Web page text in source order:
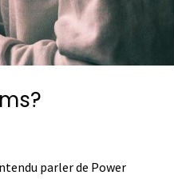
parler de Power